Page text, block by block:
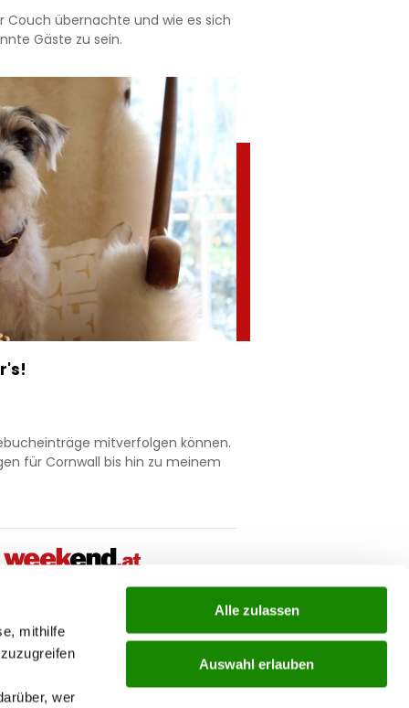
mithilfe
wer
Alle zulassen
Auswahl erlauben
Couch übernachte und wie es sich
Gäste zu sein.
mitverfolgen können.
für Cornwall bis hin zu meinem